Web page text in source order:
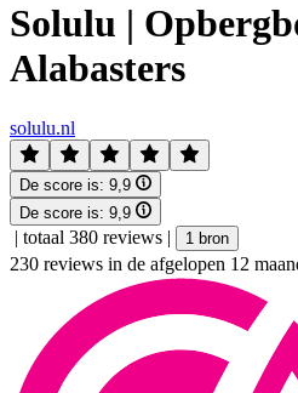
Solulu |
Alabasters
solulu.nl
De score is: 9,9
De score is: 9,9
| totaal 380 reviews | 1 bron
230 reviews in de afgelopen 12